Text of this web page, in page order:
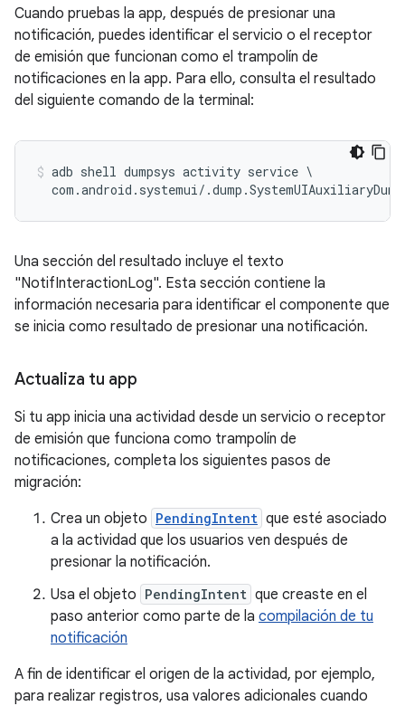
Cuando pruebas la app, después de presionar una
notificación, puedes identificar el servicio o el receptor
de emisión que funcionan como el trampolín de
notificaciones en la app. Para ello, consulta el resultado
del siguiente comando de la terminal:
adb shell dumpsys activity service \
Una sección del resultado incluye el texto
"NotifInteractionLog". Esta sección contiene la
información necesaria para identificar el componente que
se inicia como resultado de presionar una notificación.
Actualiza tu app
Si tu app inicia una actividad desde un servicio o receptor
de emisión que funciona como trampolín de
notificaciones, completa los siguientes pasos de
migración:
Crea un objeto PendingIntent que esté asociado
a la actividad que los usuarios ven después de
presionar la notificación.
Usa el objeto PendingIntent que creaste en el
paso anterior como parte de la compilación de tu
notificación
A fin de identificar el origen de la actividad, por ejemplo,
para realizar registros, usa valores adicionales cuando